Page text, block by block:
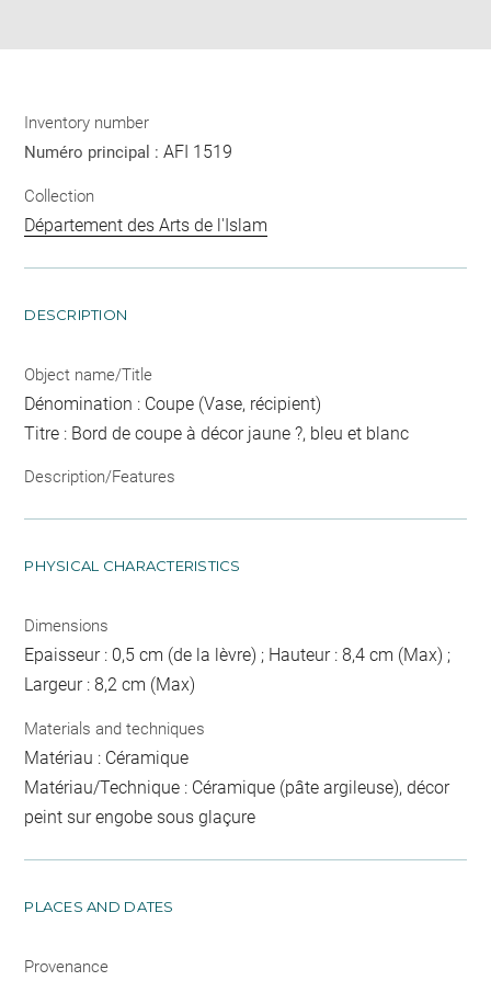
Inventory number
Numéro principal :AFI 1519
Collection
Département des Arts de l'Islam
DESCRIPTION
Object name/Title
Dénomination : Coupe (Vase, récipient)
Titre : Bord de coupe à décor jaune ?, bleu et blanc
Description/Features
PHYSICAL CHARACTERISTICS
Dimensions
Epaisseur : 0,5 cm (de la lèvre) ; Hauteur : 8,4 cm (Max) ;
Largeur : 8,2 cm (Max)
Materials and techniques
Matériau : Céramique
Matériau/Technique : Céramique (pâte argileuse), décor
peint sur engobe sous glaçure
PLACES AND DATES
Provenance